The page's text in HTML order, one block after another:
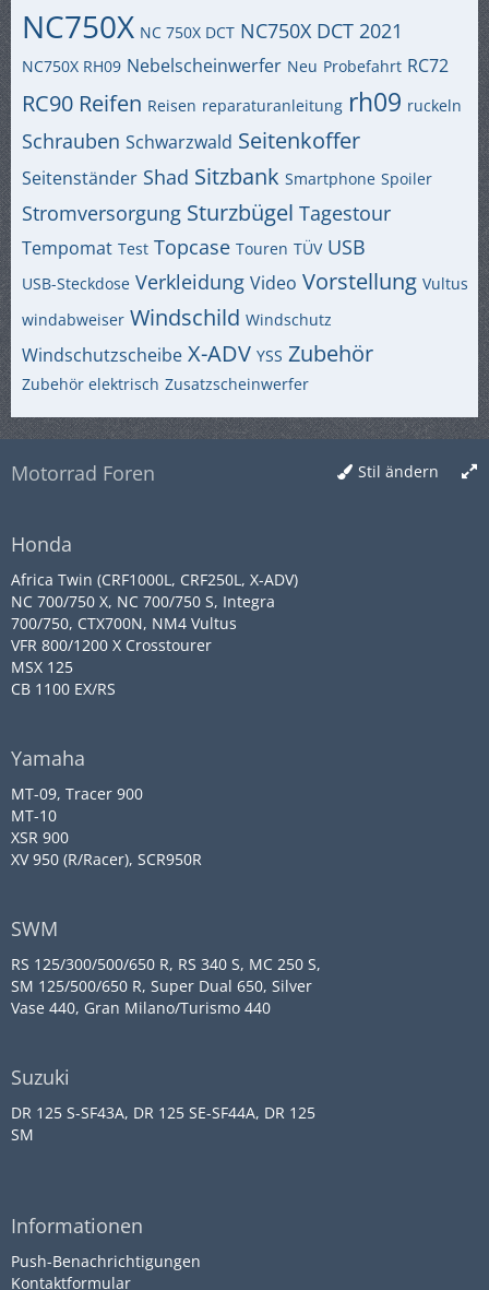
NC750X NC 750X DCT NC750X DCT 2021
NC750X RH09 Nebelscheinwerfer Neu Probefahrt RC72
RC90 Reifen Reisen reparaturanleitung rh09 ruckeln
Schrauben Schwarzwald Seitenkoffer
Seitenständer Shad Sitzbank Smartphone Spoiler
Stromversorgung Sturzbügel Tagestour
Tempomat Test Topcase Touren TÜV USB
USB-Steckdose Verkleidung Video Vorstellung Vultus
windabweiser Windschild Windschutz
Windschutzscheibe X-ADV YSS Zubehör
Zubehör elektrisch Zusatzscheinwerfer
Stil ändern
Motorrad Foren
Honda
Africa Twin (CRF1000L, CRF250L, X-ADV)
NC 700/750 X, NC 700/750 S, Integra
700/750, CTX700N, NM4 Vultus
VFR 800/1200 X Crosstourer
MSX 125
CB 1100 EX/RS
Yamaha
MT-09, Tracer 900
MT-10
XSR 900
XV 950 (R/Racer), SCR950R
SWM
RS 125/300/500/650 R, RS 340 S, MC 250 S,
SM 125/500/650 R, Super Dual 650, Silver
Vase 440, Gran Milano/Turismo 440
Suzuki
DR 125 S-SF43A, DR 125 SE-SF44A, DR 125
SM
Informationen
Push-Benachrichtigungen
Kontaktformular